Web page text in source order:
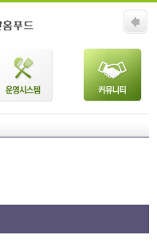
영시스
커뮤니티